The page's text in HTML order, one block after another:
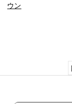
ウン